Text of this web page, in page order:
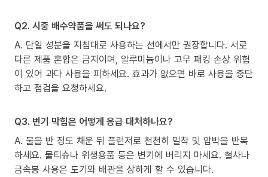
Q2. 시중 배수약품을 써도 되나요?
A. 단일 성분을 지침대로 사용하는 선에서만 권장합니다. 서로
다른 제품 혼합은 금지이며, 알루미늄이나 고무 패킹 손상 위험
이 있어 과다 사용을 피하세요. 효과가 없으면 바로 사용을 중단
하고 점검을 요청하세요.
Q3. 변기 막힘은 어떻게 응급 대처하나요?
A. 물을 반 정도 채운 뒤 플런저로 천천히 밀착 및 압박을 반복
하세요. 물티슈나 위생용품 등은 변기에 버리지 마세요. 철사나
금속봉 사용은 도기와 배관을 상하게 할 수 있습니다.